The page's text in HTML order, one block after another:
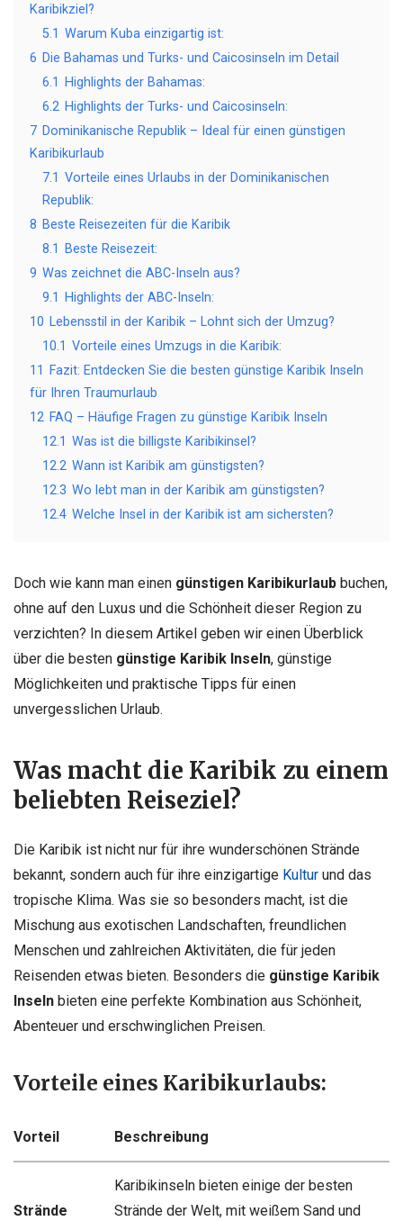
Karibikziel?
5.1 Warum Kuba einzigartig ist:
6 Die Bahamas und Turks- und Caicosinseln im Detail
6.1
Highlights der Bahamas:
6.2 Highlights der Turks- und Caicosinseln:
7 Dominikanische Republik – Ideal für einen günstigen
Karibikurlaub
7.1 Vorteile eines Urlaubs in der Dominikanischen
Republik:
8 Beste Reisezeiten für die Karibik
8.1
Beste Reisezeit:
9 Was zeichnet die ABC-Inseln aus?
9.1
Highlights der ABC-Inseln:
10 Lebensstil in der Karibik – Lohnt sich der Umzug?
10.1 Vorteile eines Umzugs in die Karibik:
11
Fazit: Entdecken Sie die besten günstige Karibik Inseln
für Ihren Traumurlaub
12 FAQ – Häufige Fragen zu günstige Karibik Inseln
12.1 Was ist die billigste Karibikinsel?
12.2 Wann ist Karibik am günstigsten?
12.3 Wo lebt man in der Karibik am günstigsten?
12.4 Welche Insel in der Karibik ist am sichersten?
Doch wie kann man einen günstigen Karibikurlaub buchen,
ohne auf den Luxus und die Schönheit dieser Region zu
verzichten? In diesem Artikel geben wir einen Überblick
über die besten günstige Karibik Inseln, günstige
Möglichkeiten und praktische Tipps für einen
unvergesslichen Urlaub.
Was macht die Karibik zu einem
beliebten Reiseziel?
Die Karibik ist nicht nur für ihre wunderschönen Strände
bekannt, sondern auch für ihre einzigartige Kultur und das
tropische Klima. Was sie so besonders macht, ist die
Mischung aus exotischen Landschaften, freundlichen
Menschen und zahlreichen Aktivitäten, die für jeden
Reisenden etwas bieten. Besonders die günstige Karibik
Inseln bieten eine perfekte Kombination aus Schönheit,
Abenteuer und erschwinglichen Preisen.
Vorteile eines Karibikurlaubs:
Vorteil Beschreibung
Strände
Karibikinseln bieten einige der besten
Strände der Welt, mit weißem Sand und